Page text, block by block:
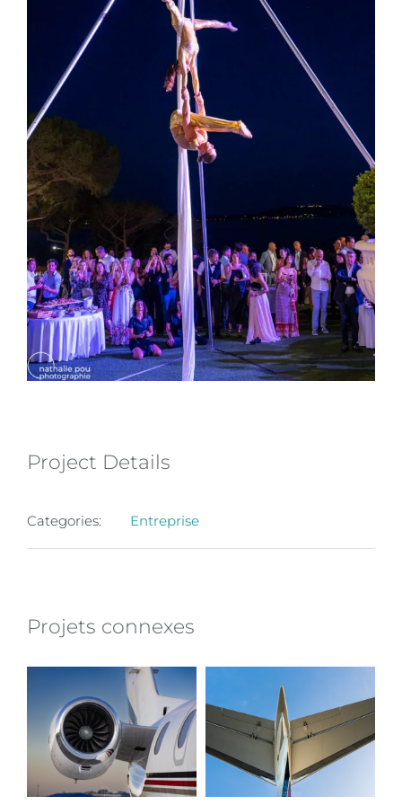
Project Details
Categories: Entreprise
Projets connexes